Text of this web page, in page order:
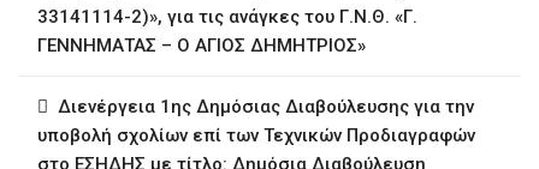
33141114-2)», για τις ανάγκες του Γ.Ν.Θ. «Γ.
ΓΕΝΝΗΜΑΤΑΣ – Ο ΑΓΙΟΣ ΔΗΜΗΤΡΙΟΣ»
∆ιενέργεια 1ης ∆ηµόσιας ∆ιαβούλευσης για την
υποβολή σχολίων επί των Τεχνικών Προδιαγραφών
στο ΕΣΗΔΗΣ με τίτλο: Δημόσια Διαβούλευση